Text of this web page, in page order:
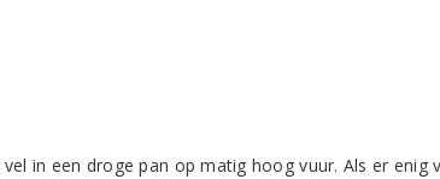
in een droge pan op matig hoog vuur. Als er enig